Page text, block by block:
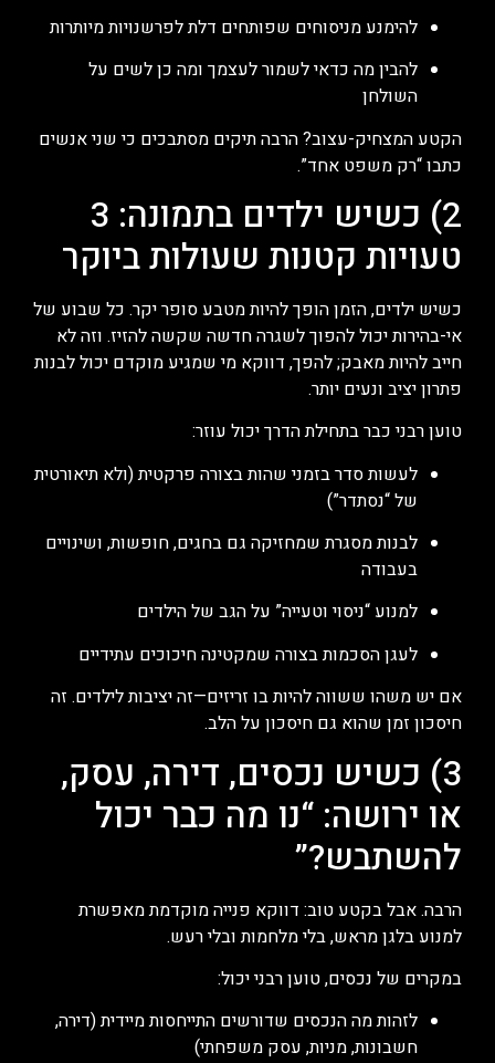
להימנע מניסוחים שפותחים דלת לפרשנויות מיותרות
להבין מה כדאי לשמור לעצמך ומה כן לשים על
השולחן
הקטע המצחיק-עצוב? הרבה תיקים מסתבכים כי שני אנשים
כתבו “רק משפט אחד”.
2) כשיש ילדים בתמונה: 3
טעויות קטנות שעולות ביוקר
כשיש ילדים, הזמן הופך להיות מטבע סופר יקר. כל שבוע של
אי-בהירות יכול להפוך לשגרה חדשה שקשה להזיז. וזה לא
חייב להיות מאבק; להפך, דווקא מי שמגיע מוקדם יכול לבנות
פתרון יציב ונעים יותר.
טוען רבני כבר בתחילת הדרך יכול עוזר:
לעשות סדר בזמני שהות בצורה פרקטית (ולא תיאורטית
של “נסתדר”)
לבנות מסגרת שמחזיקה גם בחגים, חופשות, ושינויים
בעבודה
למנוע “ניסוי וטעייה” על הגב של הילדים
לעגן הסכמות בצורה שמקטינה חיכוכים עתידיים
אם יש משהו ששווה להיות בו זריזים—זה יציבות לילדים. זה
חיסכון זמן שהוא גם חיסכון על הלב.
3) כשיש נכסים, דירה, עסק,
או ירושה: “נו מה כבר יכול
להשתבש?”
הרבה. אבל בקטע טוב: דווקא פנייה מוקדמת מאפשרת
למנוע בלגן מראש, בלי מלחמות ובלי רעש.
במקרים של נכסים, טוען רבני יכול:
לזהות מה הנכסים שדורשים התייחסות מיידית (דירה,
חשבונות, מניות, עסק משפחתי)